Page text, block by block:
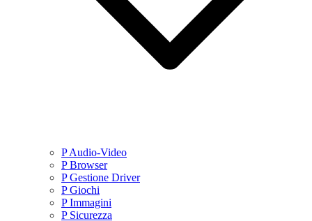
P Audio-Video
P Browser
P Gestione Driver
P Giochi
P Immagini
P Sicurezza